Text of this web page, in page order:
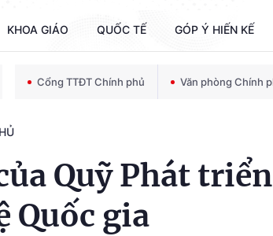
KHOA GIÁO QUỐC TẾ GÓP Ý HIẾN KẾ
Cổng TTĐT Chính phủ Văn phòng Chính
Quỹ Phát triển
Quốc gia